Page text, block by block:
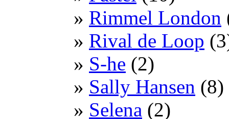
Rimmel London
Rival de Loop
S-he (2)
Sally Hansen (8)
Selena (2)